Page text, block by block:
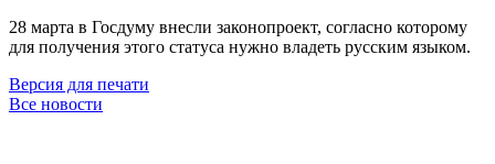
28 марта в Госдуму внесли законопроект, согласно которому
для получения этого статуса нужно владеть русским языком.
Версия для печати
Все новости